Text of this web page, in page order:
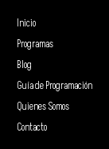
Inicio
Programas
Blog
Guía de Programación
Quienes Somos
Contacto